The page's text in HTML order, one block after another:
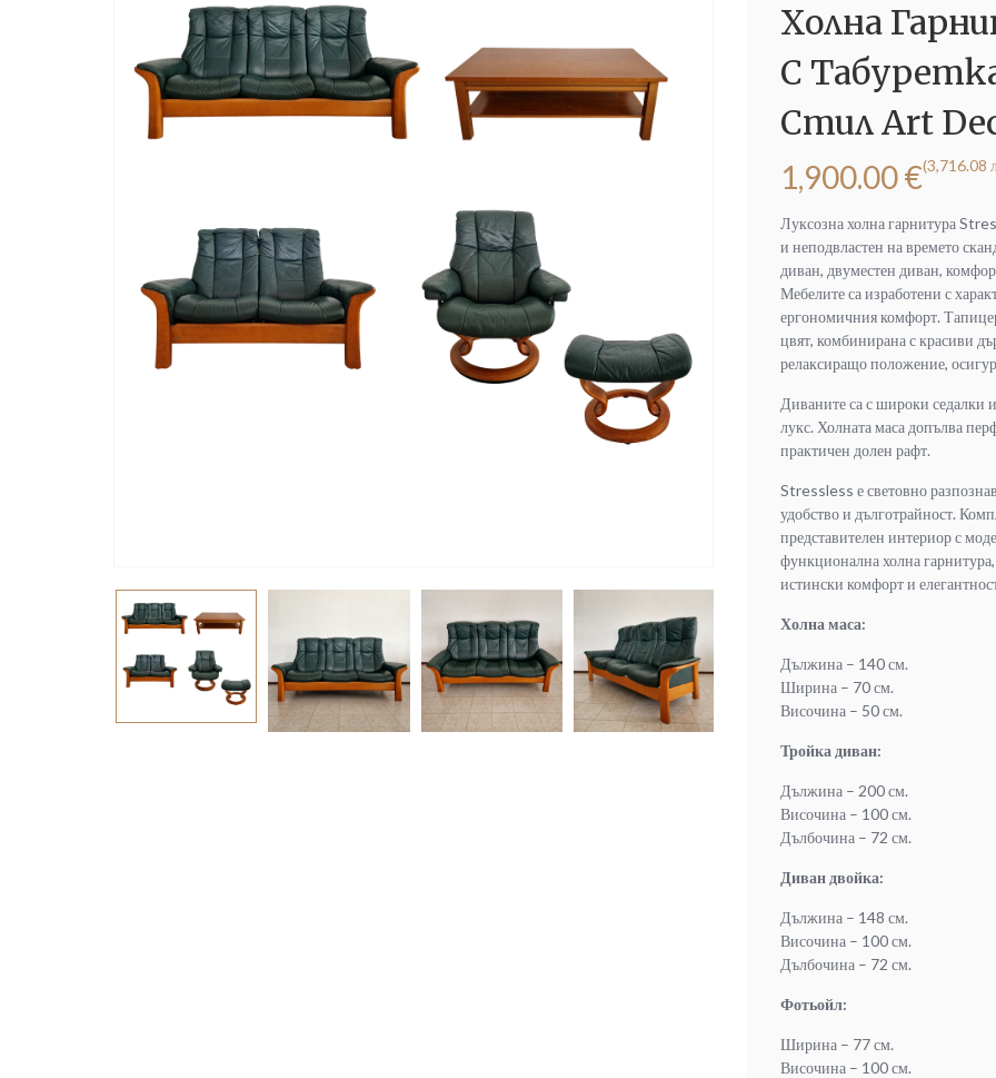
Холна
С
Стил Art
1,900.00€(3,716.08
Луксозна холна гарнитура
и неподвластен на времето
диван, двуместен диван,
Мебелите са изработени с
ергономичния комфорт.
цвят, комбинирана с красиви
релаксиращо положение,
Диваните са с широки седалки
лукс. Холната маса допълва
практичен долен рафт.
Stressless е световно
удобство и дълготрайност.
представителен интериор с
функционална холна
истински комфорт и
Холна маса:
Дължина – 140 см.
Ширина – 70 см.
Височина – 50 см.
Тройка диван:
Дължина – 200 см.
Височина – 100 см.
Дълбочина – 72 см.
Диван двойка:
Дължина – 148 см.
Височина – 100 см.
Дълбочина – 72 см.
Фотьойл:
Ширина – 77 см.
Височина – 100 см.